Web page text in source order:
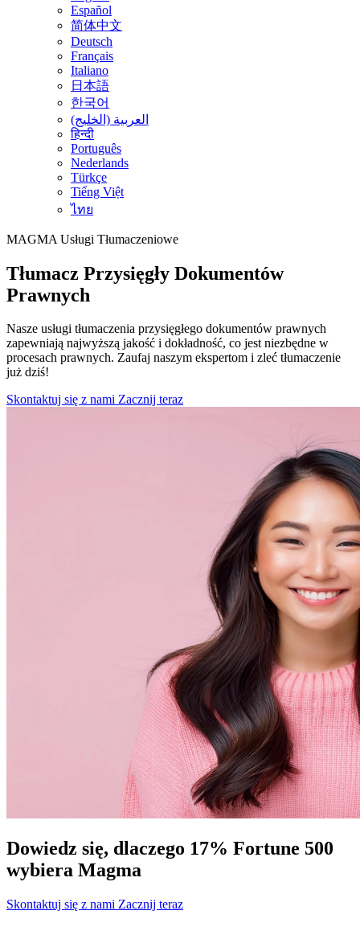
Español
简体中文
Deutsch
Français
Italiano
日本語
한국어
العربية (الخليج)
हिन्दी
Português
Nederlands
Türkçe
Tiếng Việt
ไทย
MAGMA Usługi Tłumaczeniowe
Tłumacz Przysięgły Dokumentów
Prawnych
Nasze usługi tłumaczenia przysięgłego dokumentów prawnych
zapewniają najwyższą jakość i dokładność, co jest niezbędne w
procesach prawnych. Zaufaj naszym ekspertom i zleć tłumaczenie
już dziś!
Skontaktuj się z nami Zacznij teraz
Dowiedz się, dlaczego 17% Fortune 500
wybiera Magma
Skontaktuj się z nami Zacznij teraz